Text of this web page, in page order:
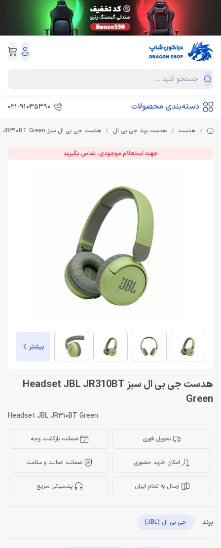
دسته‌بندی محصولات 021-91035390
هدست هدست برند جی بی ال هدست جی بی ال سبز Headset JBL JR310BT Green
جهت استعلام موجودی، تماس بگیرید
بیشتر
هدست جی بی ال سبز Headset JBL JR310BT
Green
Headset JBL JR310BT Green
تحویل فوری ضمانت بازگشت وجه
امکان خرید حضوری ضمانت اصالت و سلامت
ارسال به تمام ایران پشتیبانی سریع
برند جی بی ال (JBL)